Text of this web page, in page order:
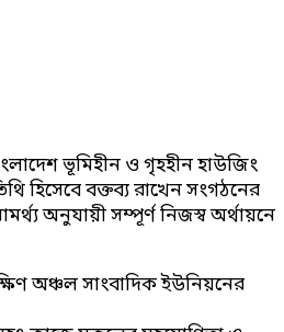
ভূমিহীন ও গৃহহীন হাউজিং
হিসেবে বক্তব্য রাখেন সংগঠনের
অনুযায়ী সম্পূর্ণ নিজস্ব অর্থায়নে
অঞ্চল সাংবাদিক ইউনিয়নের